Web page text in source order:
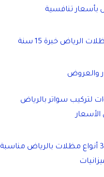
بأسعار تنافسية
الرياض خبرة 15 سنة
والعروض
لتركيب سواتر بالرياض
أرخص 3 أنواع مظلات بالرياض مناسبة